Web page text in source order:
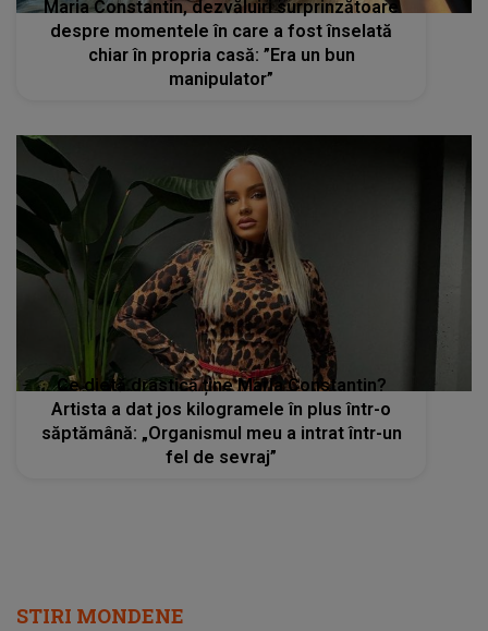
Maria Constantin, dezvăluiri surprinzătoare
despre momentele în care a fost înselată
chiar în propria casă: ”Era un bun
manipulator”
Ce dietă drastică ține Maria Constantin?
Artista a dat jos kilogramele în plus într-o
săptămână: „Organismul meu a intrat într-un
fel de sevraj”
STIRI MONDENE